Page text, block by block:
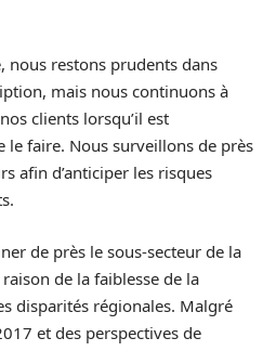
nous restons prudents dans
mais nous continuons à
clients lorsqu’il est
le faire. Nous surveillons de près
afin d’anticiper les risques
de près le sous-secteur de la
de la faiblesse de la
disparités régionales. Malgré
et des perspectives de